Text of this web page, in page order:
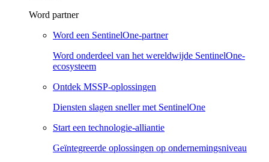
Word partner
Word een SentinelOne-partner
Word onderdeel van het wereldwijde SentinelOne-
ecosysteem
Ontdek MSSP-oplossingen
Diensten slagen sneller met SentinelOne
Start een technologie-alliantie
Geïntegreerde oplossingen op ondernemingsniveau